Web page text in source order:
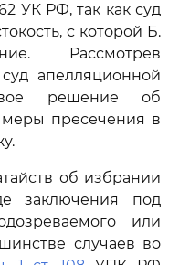
УК РФ, так как суд
с которой Б.
Рассмотрев
апелляционной
решение об
пресечения в
об избрании
заключения под
или
случаев во